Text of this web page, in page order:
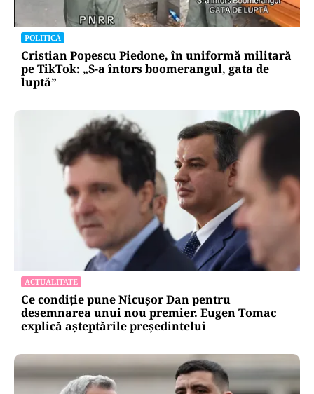
POLITICĂ
Cristian Popescu Piedone, în uniformă militară
pe TikTok: „S-a întors boomerangul, gata de
luptă”
ACTUALITATE
Ce condiție pune Nicușor Dan pentru
desemnarea unui nou premier. Eugen Tomac
explică așteptările președintelui